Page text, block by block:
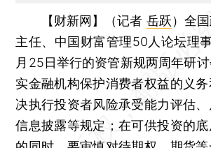
【财新网】（记者 岳跃） 全
主任、中国财富管理50人论坛理
月25日举行的资管新规两周年研
实金融机构保护消费者权益的义
决执行投资者风险承受能力评估、
信息披露等规定；在可供投资的